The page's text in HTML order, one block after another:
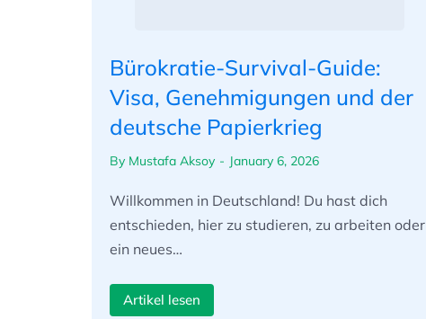
Bürokratie-Survival-Guide:
Visa, Genehmigungen und der
deutsche Papierkrieg
By Mustafa Aksoy January 6, 2026
Willkommen in Deutschland! Du hast dich
entschieden, hier zu studieren, zu arbeiten oder
ein neues…
Artikel lesen